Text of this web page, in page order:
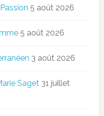
5 août 2026
5 août 2026
3 août 2026
Saget 31 juillet